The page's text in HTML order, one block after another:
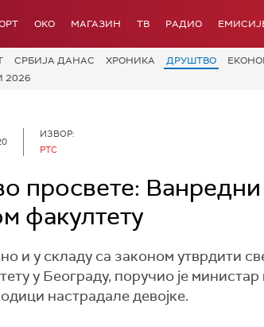
OKO МАГАЗИН ТВ РАДИО
СРБИЈА ДАНАС ХРОНИКА ДРУШТВО
2026
ИЗВОР:
РТС
просвете:
факултету
и у складу са законом утврдити
у Београду, поручио је
настрадале девојке.